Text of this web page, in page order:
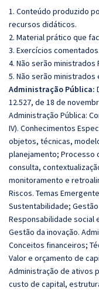
1. Conteúdo produzido
recursos didáticos.
2. Material prático que
3. Exercícios comentados.
4. Não serão ministrados
5. Não serão ministrados
Administração Pública:
12.527, de 18 de
Administração Pública:
IV). Conhecimentos
objetos, técnicas,
planejamento; Processo
consulta,
monitoramento e
Riscos. Temas
Sustentabilidade;
Responsabilidade social
Gestão da inovação.
Conceitos financeiros;
Valor e orçamento de
Administração de ativos
custo de capital,